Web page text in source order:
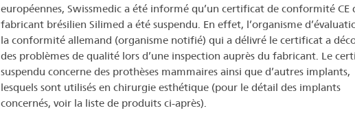
européennes, Swissmedic a été informé qu’un certificat de conformité CE
fabricant brésilien Silimed a été suspendu. En effet, l’organisme
la conformité allemand (organisme notifié) qui a délivré le certificat a
des problèmes de qualité lors d’une inspection auprès du fabricant. Le
suspendu concerne des prothèses mammaires ainsi que d’autres implants,
lesquels sont utilisés en chirurgie esthétique (pour le détail des implants
concernés, voir la liste de produits ci-après).